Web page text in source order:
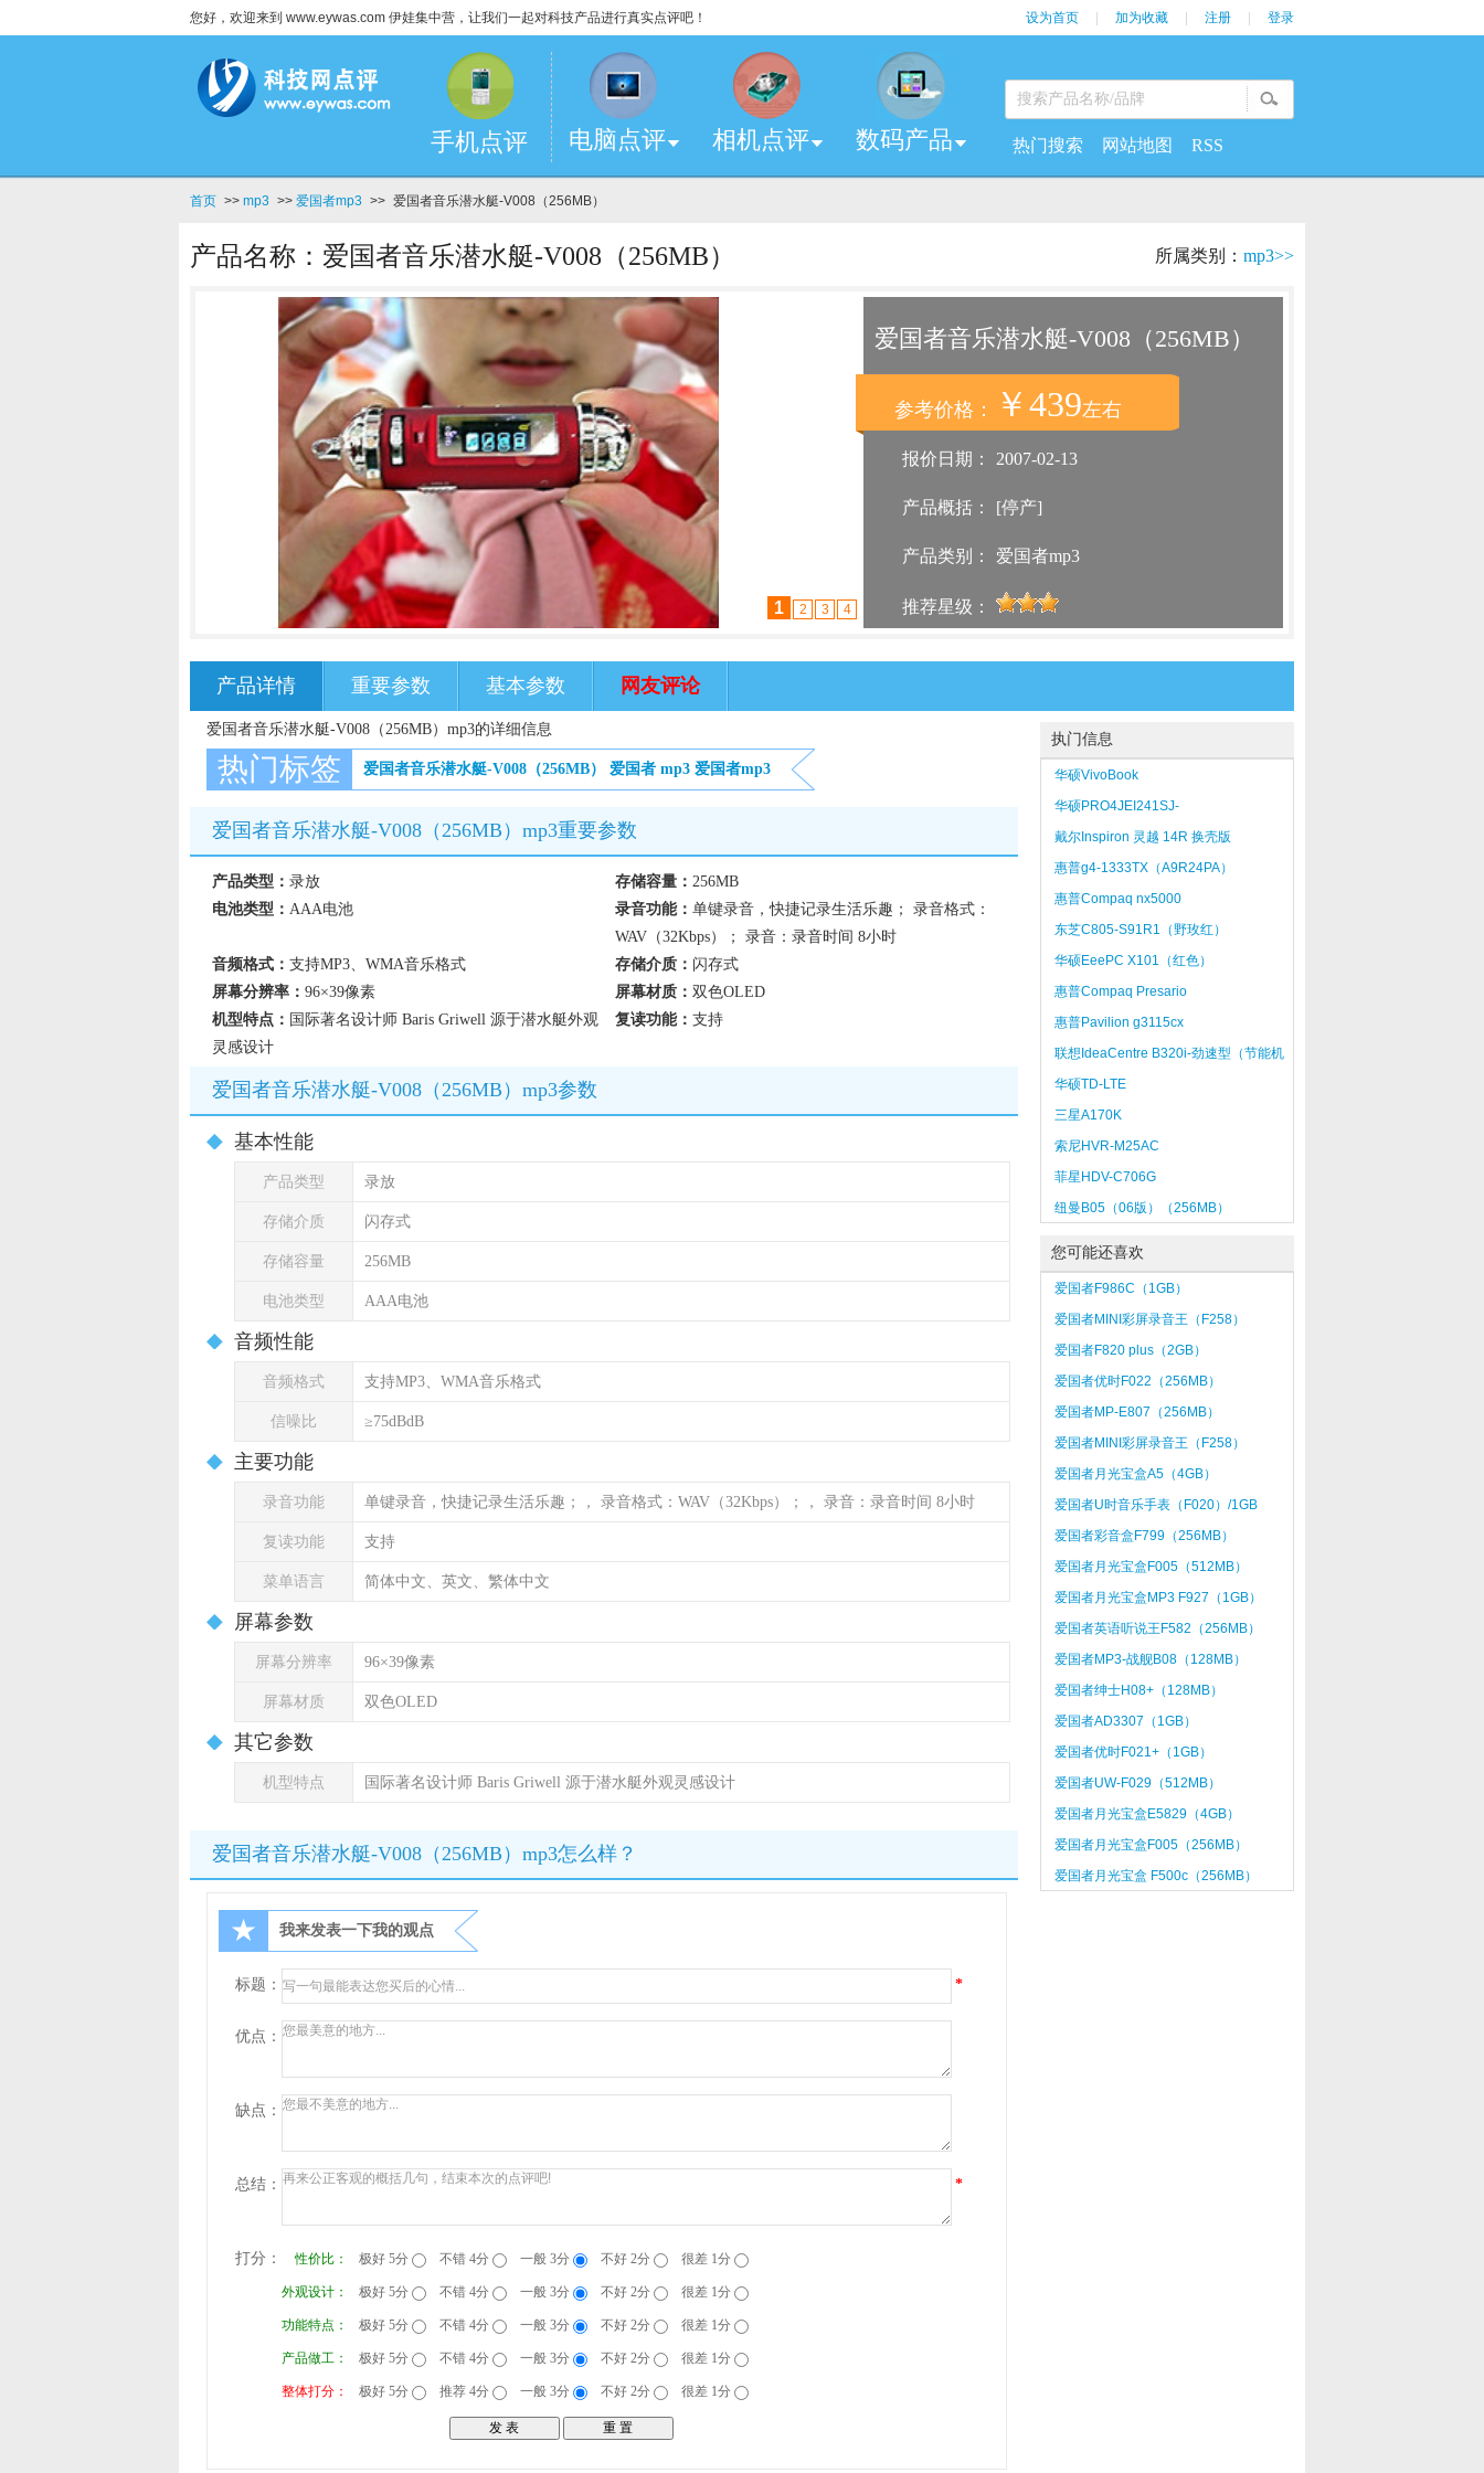
您好，欢迎来到 www.eywas.com 伊娃集中营，让我们一起对科技产品进行真实点评吧！ 设为首页 加为收藏 注册 登录
手机点评 电脑点评 相机点评 数码产品 热门搜索 网站地图 RSS
首页 >> mp3 >> 爱国者mp3 >> 爱国者音乐潜水艇-V008（256MB）
产品名称：爱国者音乐潜水艇-V008（256MB） 所属类别： mp3>>
1 2 3 4
爱国者音乐潜水艇-V008（256MB）
参考价格： ￥439左右
报价日期： 2007-02-13
产品概括： [停产]
产品类别： 爱国者mp3
推荐星级：
产品详情 重要参数 基本参数 网友评论
爱国者音乐潜水艇-V008（256MB）mp3的详细信息
热门标签 爱国者音乐潜水艇-V008（256MB） 爱国者 mp3 爱国者mp3
爱国者音乐潜水艇-V008（256MB）mp3重要参数
产品类型： 录放 存储容量： 256MB
电池类型： AAA电池 录音功能： 单键录音，快捷记录生活乐趣； 录音格式：
WAV（32Kbps）； 录音：录音时间 8小时
音频格式： 支持MP3、WMA音乐格式 存储介质： 闪存式
屏幕分辨率： 96×39像素 屏幕材质： 双色OLED
机型特点： 国际著名设计师 Baris Griwell 源于潜水艇外观
灵感设计
复读功能： 支持
爱国者音乐潜水艇-V008（256MB）mp3参数
基本性能
产品类型 录放
存储介质 闪存式
存储容量 256MB
电池类型 AAA电池
音频性能
音频格式 支持MP3、WMA音乐格式
信噪比 ≥75dBdB
主要功能
录音功能 单键录音，快捷记录生活乐趣；， 录音格式：WAV（32Kbps）；， 录音：录音时间 8小时
复读功能 支持
菜单语言 简体中文、英文、繁体中文
屏幕参数
屏幕分辨率 96×39像素
屏幕材质 双色OLED
其它参数
机型特点 国际著名设计师 Baris Griwell 源于潜水艇外观灵感设计
爱国者音乐潜水艇-V008（256MB）mp3怎么样？
★ 我来发表一下我的观点
标题： *
优点：
缺点：
总结： *
打分： 性价比： 极好 5分 不错 4分 一般 3分 不好 2分 很差 1分
外观设计： 极好 5分 不错 4分 一般 3分 不好 2分 很差 1分
功能特点： 极好 5分 不错 4分 一般 3分 不好 2分 很差 1分
产品做工： 极好 5分 不错 4分 一般 3分 不好 2分 很差 1分
整体打分： 极好 5分 推荐 4分 一般 3分 不好 2分 很差 1分
执门信息
华硕VivoBook
S200L3217E（4GB/500GB）精钢灰
华硕PRO4JEI241SJ-
SL（2GB/500GB）
戴尔Inspiron 灵越 14R 换壳版
（N4010R-268）
惠普g4-1333TX（A9R24PA）
惠普Compaq nx5000
东芝C805-S91R1（野玫红）
华硕EeePC X101（红色）
惠普Compaq Presario
CQ3501CX（BZ593AA）
惠普Pavilion g3115cx
联想IdeaCentre B320i-劲速型（节能机
型）
华硕TD-LTE
三星A170K
索尼HVR-M25AC
菲星HDV-C706G
纽曼B05（06版）（256MB）
您可能还喜欢
爱国者F986C（1GB）
爱国者MINI彩屏录音王（F258）
（1GB）
爱国者F820 plus（2GB）
爱国者优时F022（256MB）
爱国者MP-E807（256MB）
爱国者MINI彩屏录音王（F258）
（512MB）
爱国者月光宝盒A5（4GB）
爱国者U时音乐手表（F020）/1GB
爱国者彩音盒F799（256MB）
爱国者月光宝盒F005（512MB）
爱国者月光宝盒MP3 F927（1GB）
爱国者英语听说王F582（256MB）
爱国者MP3-战舰B08（128MB）
爱国者绅士H08+（128MB）
爱国者AD3307（1GB）
爱国者优时F021+（1GB）
爱国者UW-F029（512MB）
爱国者月光宝盒E5829（4GB）
爱国者月光宝盒F005（256MB）
爱国者月光宝盒 F500c（256MB）